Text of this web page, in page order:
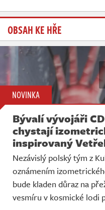
OBSAH KE HŘE
NOVINKA
Bývalí vývojáři
chystají
inspirovaný
Nezávislý polský tým z
oznámením
bude kladen důraz na
vesmíru v kosmické lodi